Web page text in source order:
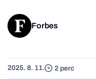
Forbes
2025. 8. 11. 2 perc